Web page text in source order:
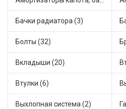
Бачки радиатора (3)
Болты (32)
Вкладыши (20)
Втулки (6)
Выхлопная система (2)